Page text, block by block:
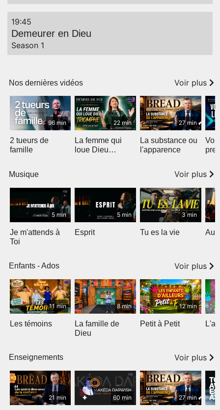
19:45
Demeurer en Dieu
Season 1
Nos dernières vidéos Voir plus
96 min
2 tueurs de
famille
22 min
La femme qui
loue Dieu
27 min
La substance ou
l'apparence
Musique Voir plus
5 min
Je m'attends à
Toi
5 min
Esprit
3 min
Tu es la vie Au
Enfants - Ados Voir plus
11 min
Les témoins
8 min
La famille de
Dieu
12 min
Petit à Petit
Enseignements Voir plus
21 min 60 min 27 min